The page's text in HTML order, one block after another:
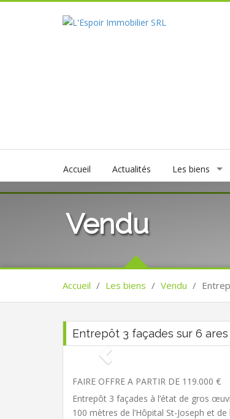
Accueil Actualités Les biens
Vendu
Accueil / Les biens / Vendu /
Entrepôt 3 façades sur 6
FAIRE OFFRE A PARTIR DE 119.000 €
Entrepôt 3 façades à l’état de gros
100 mètres de l’Hôpital St-Joseph et